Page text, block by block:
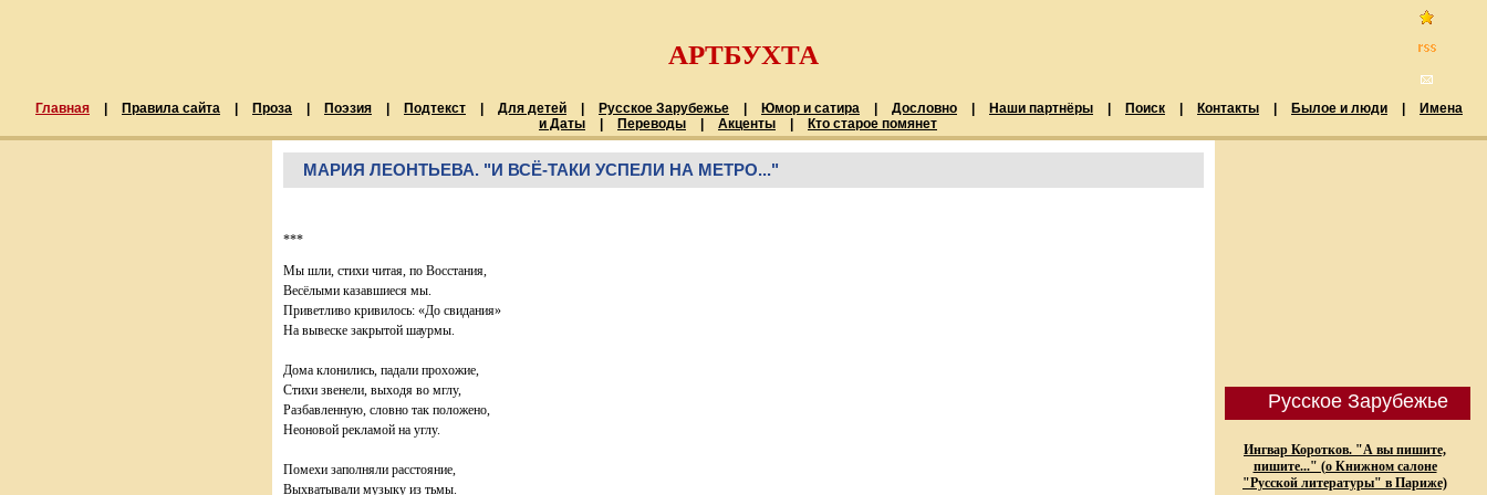
АРТБУХТА
Главная Правила сайта Проза Поэзия Подтекст Для детей Русское Зарубежье Юмор и сатира Дословно Наши партнёры Поиск Контакты Былое и люди
Имена
и Даты
Переводы Акценты Кто старое помянет
МАРИЯ ЛЕОНТЬЕВА. "И ВСЁ-ТАКИ УСПЕЛИ НА МЕТРО..."
***
Мы шли, стихи читая, по Восстания,
Весёлыми казавшиеся мы.
Приветливо кривилось: «До свидания»
На вывеске закрытой шаурмы.
Дома клонились, падали прохожие,
Стихи звенели, выходя во мглу,
Разбавленную, словно так положено,
Неоновой рекламой на углу.
Помехи заполняли расстояние,
Выхватывали музыку из тьмы.
Русское Зарубежье
Ингвар Коротков. "А вы пишите,
пишите..." (о Книжном салоне
"Русской литературы" в Париже)